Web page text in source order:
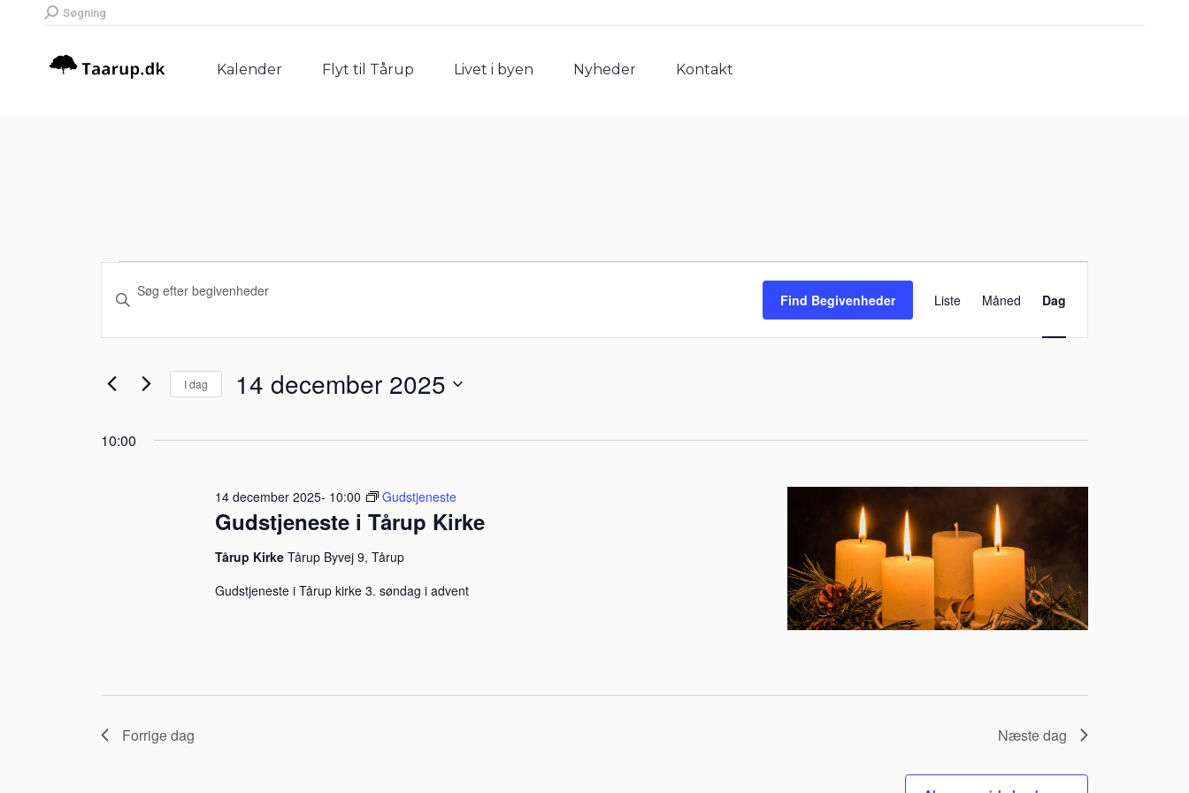
Search:
Søgning
Kalender Flyt til Tårup Livet i byen Nyheder Kontakt
Begivenheder
for
14
december
Begivenheder
visninger
Navigation
nøgleord.
Søg
Begivenheder
nøgleord.
Find Begivenheder
Navigation
Liste Måned Dag
I dag 14 december 2025
dato.
10:00
Gudstjeneste i Tårup Kirke
14 december 2025- 10:00 Gudstjeneste
Tårup KirkeTårup Byvej 9, Tårup
Gudstjeneste i Tårup kirke 3. søndag i advent
Forrige dag Næste dag
Kalender Flyt til Tårup Livet i byen Nyheder Kontakt